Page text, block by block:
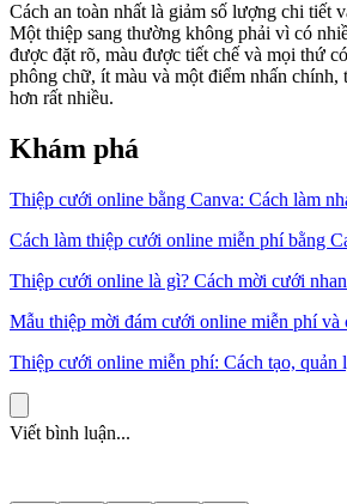
Cách an toàn nhất là giảm số lượng chi tiết
Một thiệp sang thường không phải vì có
được đặt rõ, màu được tiết chế và mọi thứ
phông chữ, ít màu và một điểm nhấn chính,
hơn rất nhiều.
Khám phá
Thiệp cưới online bằng Canva: Cách làm
Cách làm thiệp cưới online miễn phí bằng
Thiệp cưới online là gì? Cách mời cưới
Mẫu thiệp mời đám cưới online miễn phí và
Thiệp cưới online miễn phí: Cách tạo, quản
Viết bình luận...